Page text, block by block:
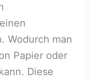
Wodurch man
Papier oder
Diese